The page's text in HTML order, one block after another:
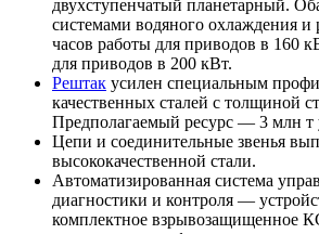
двухступенчатый планетарный.
системами водяного охлаждения и
часов работы для приводов в 160
для приводов в 200 кВт.
Рештак усилен специальным
качественных сталей с толщиной
Предполагаемый ресурс — 3 млн т
Цепи и соединительные звенья
высококачественной стали.
Автоматизированная система
диагностики и контроля —
комплектное взрывозащищенное